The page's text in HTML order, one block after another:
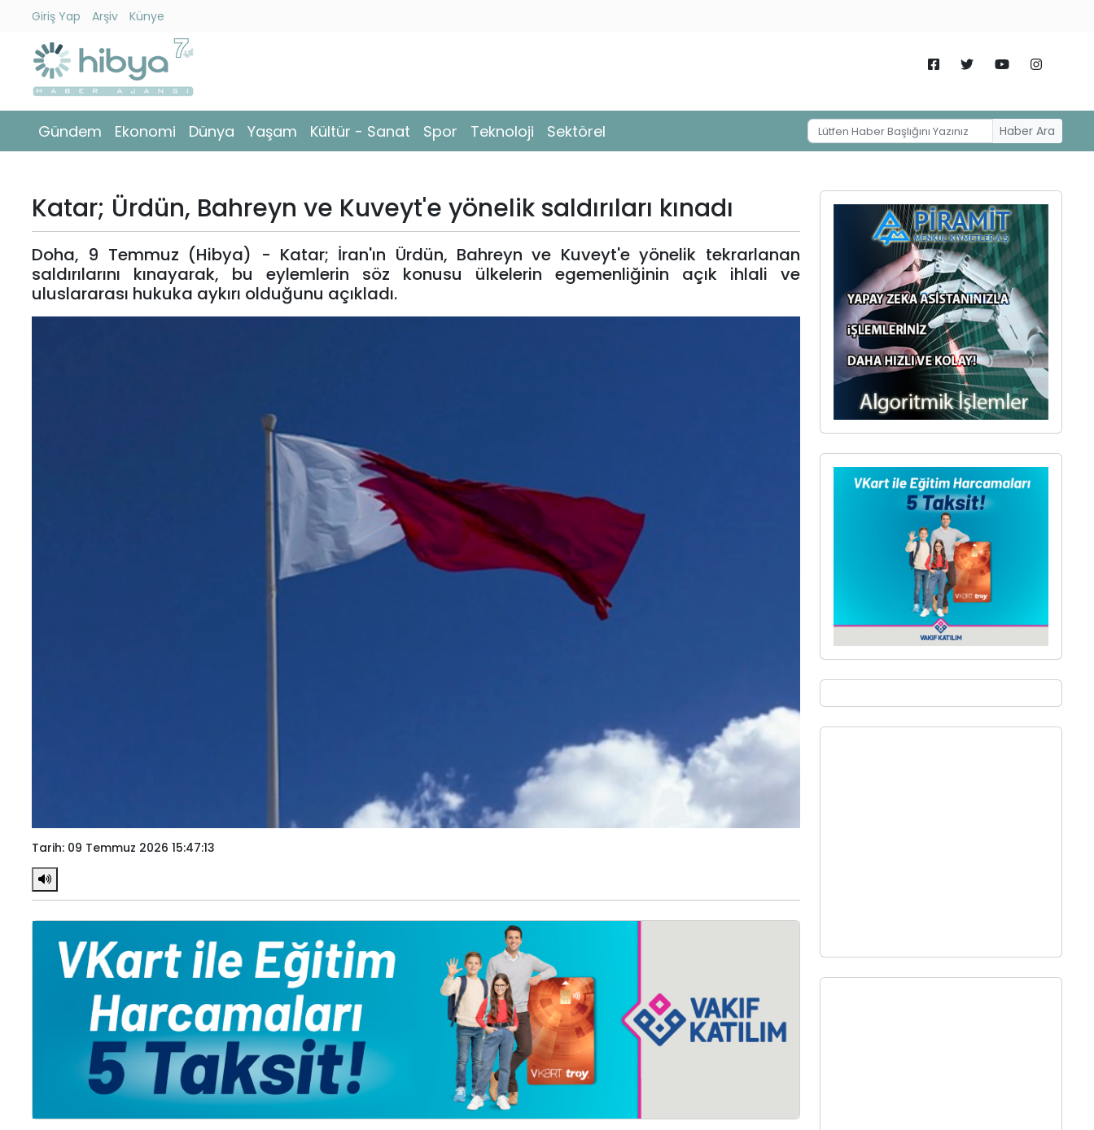
Giriş Yap Arşiv Künye
Gündem Ekonomi Dünya Yaşam Kültür - Sanat Spor Teknoloji Sektörel Haber Ara
Gündem
Ekonomi
Yaşam
Kültür
Sanat
Katar; Ürdün, Bahreyn ve Kuveyt'e yönelik saldırıları kınadı
Doha, 9 Temmuz (Hibya) - Katar; İran'ın Ürdün, Bahreyn ve Kuveyt'e yönelik tekrarlanan
saldırılarını kınayarak, bu eylemlerin söz konusu ülkelerin egemenliğinin açık ihlali ve
uluslararası hukuka aykırı olduğunu açıkladı.
Tarih: 09 Temmuz 2026 15:47:13